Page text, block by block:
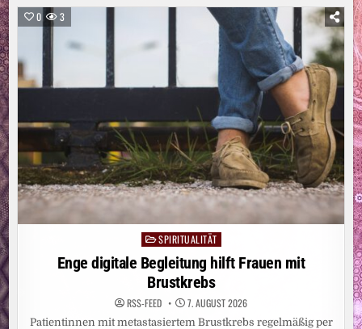
POSTE
DARÜBER
0 3
Posted
in
SPIRITUALITÄT
Enge digitale Begleitung hilft Frauen mit
Brustkrebs
RSS-FEED 7. AUGUST 2026
Patientinnen mit metastasiertem Brustkrebs regelmäßig per